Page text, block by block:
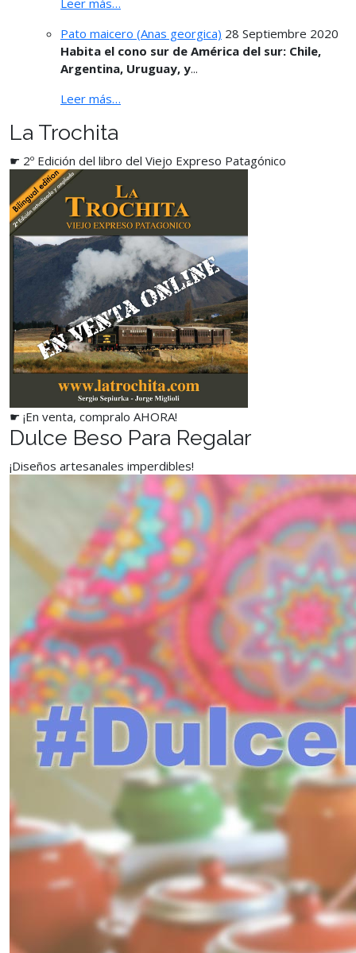
Pato maicero (Anas georgica) 28 Septiembre 2020
Habita el cono sur de América del sur: Chile,
Argentina, Uruguay, y...
Leer más…
La Trochita
☛ 2º Edición del libro del Viejo Expreso Patagónico
☛ ¡En venta, compralo AHORA!
Dulce Beso Para Regalar
¡Diseños artesanales imperdibles!